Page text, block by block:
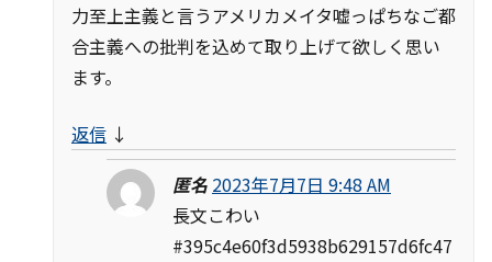
力至上主義と言うアメリカメイタ嘘っぱちなご都
合主義への批判を込めて取り上げて欲しく思い
ます。
返信 ↓
匿名 2023年7月7日 9:48 AM
長文こわい
#395c4e60f3d5938b629157d6fc47